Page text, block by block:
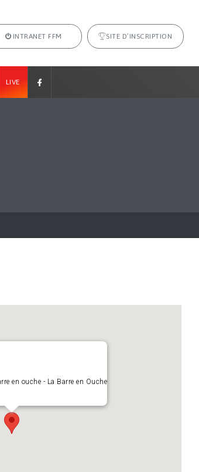
INTRANET FFM SITE D’INSCRIPTION
LIVE
en ouche - La Barre en Ouche